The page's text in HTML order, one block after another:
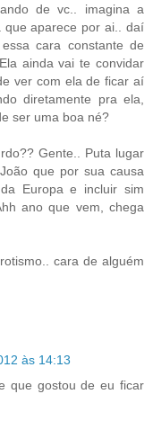
de vc.. imagina a
que aparece por ai.. daí
cara constante de
ainda vai te convidar
ver com ela de ficar aí
diretamente pra ela,
ser uma boa né?
Gente.. Puta lugar
que por sua causa
Europa e incluir sim
ano que vem, chega
cara de alguém
às 14:13
que gostou de eu ficar